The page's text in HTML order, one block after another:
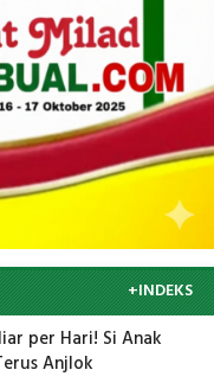
+INDEKS
per Hari! Si Anak
Anjlok